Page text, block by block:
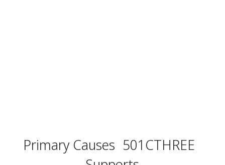
Primary Causes 501CTHREE